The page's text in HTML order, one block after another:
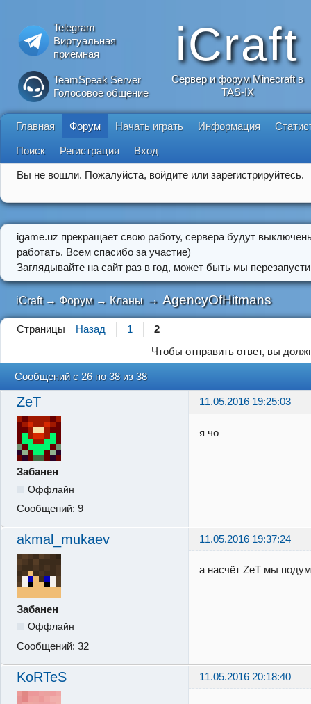
Telegram
Виртуальная
приёмная
TeamSpeak Server
Голосовое общение
iCraft
Сервер и форум Minecraft в
TAS-IX
Главная Форум Начать играть Информация
Поиск Регистрация Вход
Вы не вошли. Пожалуйста, войдите или зарегистрируйтесь.
igame.uz прекращает свою работу, сервера будут
работать. Всем спасибо за участие)
Заглядывайте на сайт раз в год, может быть мы
iCraft → Форум → Кланы →AgencyOfHitmans
Страницы Назад 1
2
Чтобы отправить ответ, вы
Сообщений с 26 по 38 из 38
ZeT 11.05.2016 19:25:03
Забанен
Оффлайн
Сообщений: 9
я чо
akmal_mukaev 11.05.2016 19:37:24
Забанен
Оффлайн
Сообщений: 32
а насчёт ZeT мы
KoRTeS 11.05.2016 20:18:40